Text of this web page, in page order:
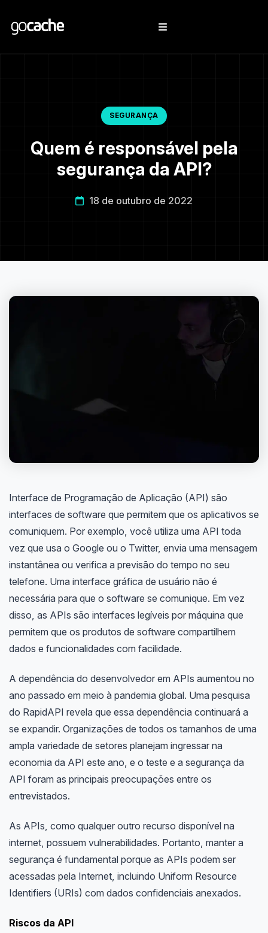
SEGURANÇA
Quem é responsável pela
segurança da API?
18 de outubro de 2022
Interface de Programação de Aplicação (API) são
interfaces de software que permitem que os aplicativos se
comuniquem. Por exemplo, você utiliza uma API toda
vez que usa o Google ou o Twitter, envia uma mensagem
instantânea ou verifica a previsão do tempo no seu
telefone. Uma interface gráfica de usuário não é
necessária para que o software se comunique. Em vez
disso, as APIs são interfaces legíveis por máquina que
permitem que os produtos de software compartilhem
dados e funcionalidades com facilidade.
A dependência do desenvolvedor em APIs aumentou no
ano passado em meio à pandemia global. Uma pesquisa
do RapidAPI revela que essa dependência continuará a
se expandir. Organizações de todos os tamanhos de uma
ampla variedade de setores planejam ingressar na
economia da API este ano, e o teste e a segurança da
API foram as principais preocupações entre os
entrevistados.
As APIs, como qualquer outro recurso disponível na
internet, possuem vulnerabilidades. Portanto, manter a
segurança é fundamental porque as APIs podem ser
acessadas pela Internet, incluindo Uniform Resource
Identifiers (URIs) com dados confidenciais anexados.
Riscos da API